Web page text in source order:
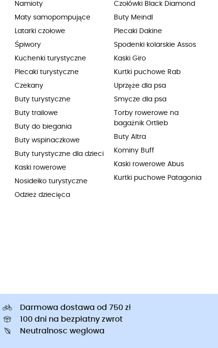
Namioty
Maty samopompujące
Latarki czołowe
Śpiwory
Kuchenki turystyczne
Plecaki turystyczne
Czekany
Buty turystyczne
Buty trailowe
Buty do biegania
Buty wspinaczkowe
Buty turystyczne dla dzieci
Kaski rowerowe
Nosidełko turystyczne
Odzież dziecięca
Czołówki Black Diamond
Buty Meindl
Plecaki Dakine
Spodenki kolarskie Assos
Kaski Giro
Kurtki puchowe Rab
Uprzęże dla psa
Smycze dla psa
Torby rowerowe na
bagażnik Ortlieb
Buty Altra
Kominy Buff
Kaski rowerowe Abus
Kurtki puchowe Patagonia
Darmowa dostawa od 750 zł
100 dni na bezpłatny zwrot
Neutralnosc weglowa